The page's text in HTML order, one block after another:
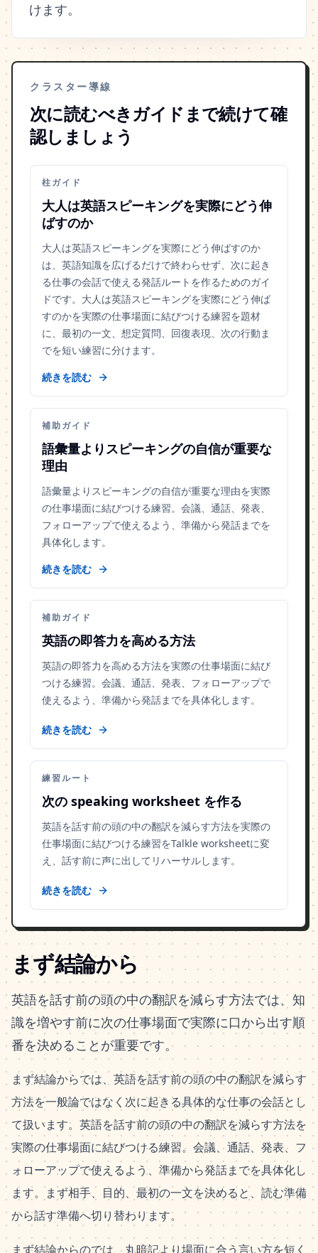
けます。
クラスター導線
次に読むべきガイドまで続けて確
認しましょう
柱ガイド
大人は英語スピーキングを実際にどう伸
ばすのか
大人は英語スピーキングを実際にどう伸ばすのか
は、英語知識を広げるだけで終わらせず、次に起き
る仕事の会話で使える発話ルートを作るためのガイ
ドです。大人は英語スピーキングを実際にどう伸ば
すのかを実際の仕事場面に結びつける練習を題材
に、最初の一文、想定質問、回復表現、次の行動ま
でを短い練習に分けます。
続きを読む
補助ガイド
語彙量よりスピーキングの自信が重要な
理由
語彙量よりスピーキングの自信が重要な理由を実際
の仕事場面に結びつける練習。会議、通話、発表、
フォローアップで使えるよう、準備から発話までを
具体化します。
続きを読む
補助ガイド
英語の即答力を高める方法
英語の即答力を高める方法を実際の仕事場面に結び
つける練習。会議、通話、発表、フォローアップで
使えるよう、準備から発話までを具体化します。
続きを読む
練習ルート
次の speaking worksheet を作る
英語を話す前の頭の中の翻訳を減らす方法を実際の
仕事場面に結びつける練習をTalkle worksheetに変
え、話す前に声に出してリハーサルします。
続きを読む
まず結論から
英語を話す前の頭の中の翻訳を減らす方法では、知
識を増やす前に次の仕事場面で実際に口から出す順
番を決めることが重要です。
まず結論からでは、英語を話す前の頭の中の翻訳を減らす
方法を一般論ではなく次に起きる具体的な仕事の会話とし
て扱います。英語を話す前の頭の中の翻訳を減らす方法を
実際の仕事場面に結びつける練習。会議、通話、発表、フ
ォローアップで使えるよう、準備から発話までを具体化し
ます。まず相手、目的、最初の一文を決めると、読む準備
から話す準備へ切り替わります。
まず結論からのでは、丸暗記より場面に合う言い方を短く